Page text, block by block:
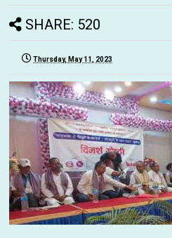
SHARE: 520
Thursday, May 11, 2023